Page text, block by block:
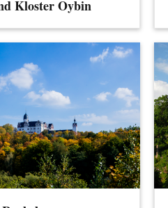
Kloster Oybin